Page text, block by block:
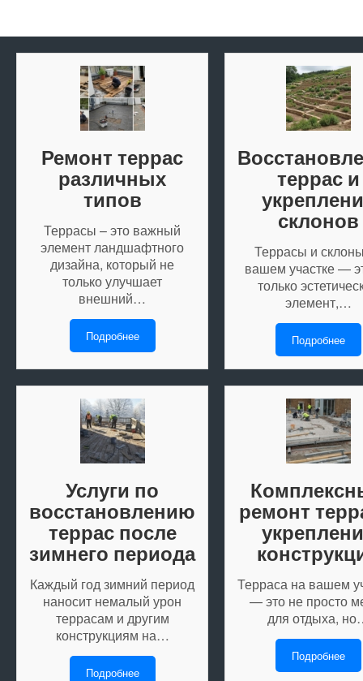
Ремонт террас
различных
типов
Террасы – это важный
элемент ландшафтного
дизайна, который не
только улучшает
внешний…
Подробнее
террас и
склонов
Террасы и
вашем участке —
только
элемент,…
Подробнее
Услуги по
восстановлению
террас после
зимнего периода
Каждый год зимний период
наносит немалый урон
террасам и другим
конструкциям на…
Подробнее
ремонт
Терраса на вашем
— это не просто
для отдыха,
Подробнее